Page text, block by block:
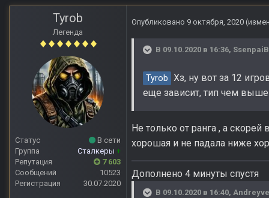
Tyrob
Легенда
Статус
В сети
Группа
Сталкеры +
Репутация
7 603
Сообщений
10523
Регистрация
30.07.2020
Опубликовано 9 октября, 2020
В 09.10.2020 в 16:36,
Tyrob Хз, ну вот за 12
еще зависит, тип чем
Не только от ранга , а
хорошая и не падала ниже
Дополнено 4 минуты спустя
В 09.10.2020 в 16:40,